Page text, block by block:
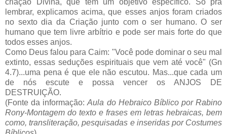
lembrar, explicamos acima, que esses anjos foram criados
no sexto dia da Criação junto com o ser humano. O ser
humano que tem livre arbítrio e pode ser mais forte do que
todos esses anjos.
Como Deus falou para Caim: "Você pode dominar o seu mal
extinto, essas seduções espirituais que vem até você" (Gn
4.7)...uma pena é que ele não escutou. Mas...que cada um
de nós escute e possa vencer os ANJOS DE
DESTRUIÇÃO.
(Fonte da informação:Aula do Hebraico Bíblico por Rabino
Rony-Montagem do texto e frases em letras hebraicas, bem
como, transliteração, pesquisadas e inseridas por Costumes